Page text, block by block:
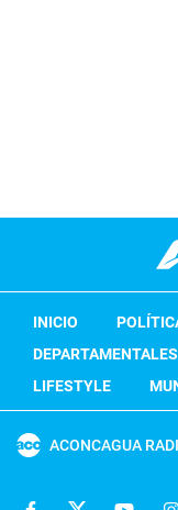
INICIO
DEPARTAMENTALES
LIFESTYLE
ACONCAGUA